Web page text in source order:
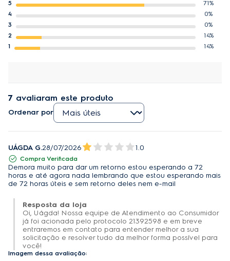
5
71%
4
0%
3
0%
2
14%
1
14%
7 avaliaram este produto
Ordenar por
UÁGDA G.28/07/2026 1.0
Compra Verificada
Demora muito para dar um retorno estou esperando a 72
horas e até agora nada lembrando que estou esperando mais
de 72 horas úteis e sem retorno deles nem e-mail
Resposta da loja
Oi, Uágda! Nossa equipe de Atendimento ao Consumidor
já foi acionada pelo protocolo 21392598 e em breve
entraremos em contato para entender melhor a sua
solicitação e resolver tudo da melhor forma possível para
você!
Imagem dessa avaliação: